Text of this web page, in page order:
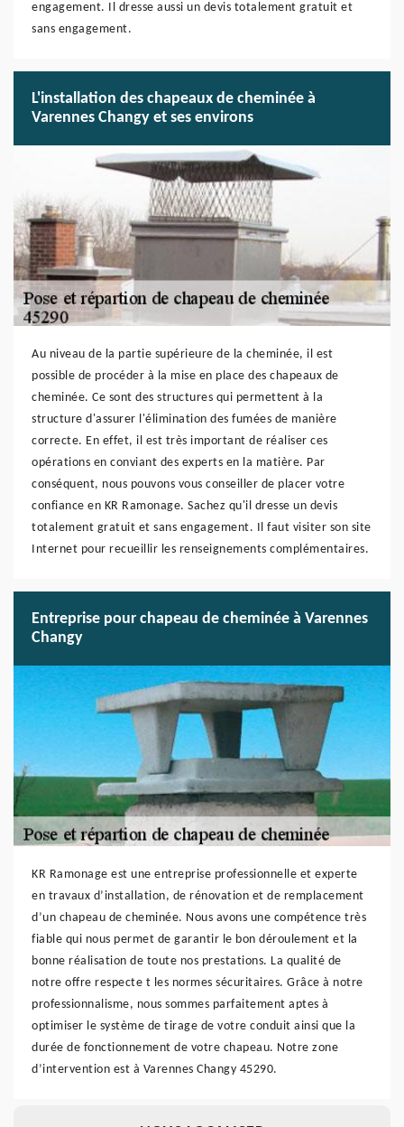
engagement. Il dresse aussi un devis totalement gratuit et
sans engagement.
L'installation des chapeaux de cheminée à
Varennes Changy et ses environs
Au niveau de la partie supérieure de la cheminée, il est
possible de procéder à la mise en place des chapeaux de
cheminée. Ce sont des structures qui permettent à la
structure d'assurer l'élimination des fumées de manière
correcte. En effet, il est très important de réaliser ces
opérations en conviant des experts en la matière. Par
conséquent, nous pouvons vous conseiller de placer votre
confiance en KR Ramonage. Sachez qu'il dresse un devis
totalement gratuit et sans engagement. Il faut visiter son site
Internet pour recueillir les renseignements complémentaires.
Entreprise pour chapeau de cheminée à Varennes
Changy
KR Ramonage est une entreprise professionnelle et experte
en travaux d’installation, de rénovation et de remplacement
d’un chapeau de cheminée. Nous avons une compétence très
fiable qui nous permet de garantir le bon déroulement et la
bonne réalisation de toute nos prestations. La qualité de
notre offre respecte t les normes sécuritaires. Grâce à notre
professionnalisme, nous sommes parfaitement aptes à
optimiser le système de tirage de votre conduit ainsi que la
durée de fonctionnement de votre chapeau. Notre zone
d’intervention est à Varennes Changy 45290.